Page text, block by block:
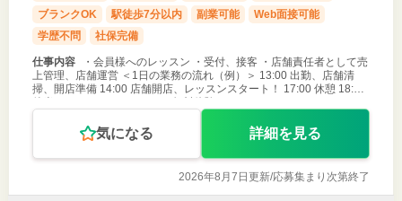
ブランクOK
駅徒歩7分以内 副業可能
Web面接可能
学歴不問
社保完備
仕事内容
・会員様へのレッスン ・受付、接客 ・店舗責任者として売
上管理、店舗運営 ＜1日の業務の流れ（例）＞ 13:00 出勤、店舗清
掃、開店準備 14:00 店舗開店、レッスンスタート！ 17:00 休憩 18:00
気になる 詳細を見る
2026年8月7日更新/応募集まり次第終了